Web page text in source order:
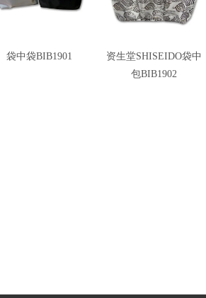
袋中袋BIB1901
资生堂SHISEIDO袋中
包BIB1902